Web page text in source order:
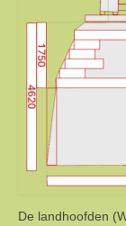
De landhoofden